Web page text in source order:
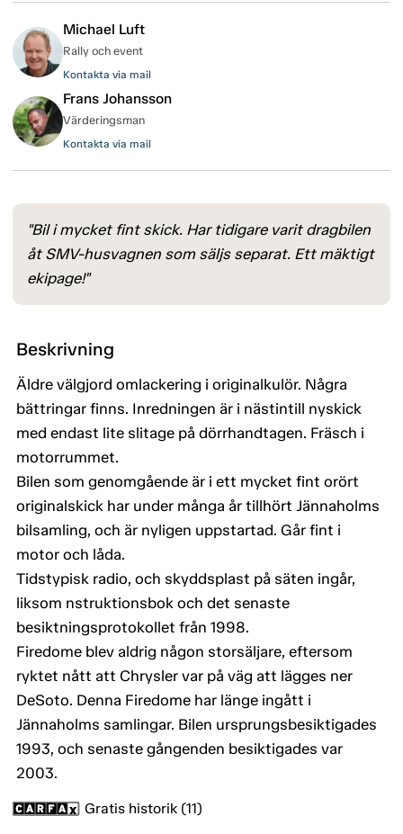
Michael Luft
Rally och event
Kontakta via mail
Frans Johansson
Värderingsman
Kontakta via mail
"Bil i mycket fint skick. Har tidigare varit dragbilen
åt SMV-husvagnen som säljs separat. Ett mäktigt
ekipage!"
Beskrivning
Äldre välgjord omlackering i originalkulör. Några
bättringar finns. Inredningen är i nästintill nyskick
med endast lite slitage på dörrhandtagen. Fräsch i
motorrummet.
Bilen som genomgående är i ett mycket fint orört
originalskick har under många år tillhört Jännaholms
bilsamling, och är nyligen uppstartad. Går fint i
motor och låda.
Tidstypisk radio, och skyddsplast på säten ingår,
liksom nstruktionsbok och det senaste
besiktningsprotokollet från 1998.
Firedome blev aldrig någon storsäljare, eftersom
ryktet nått att Chrysler var på väg att lägges ner
DeSoto. Denna Firedome har länge ingått i
Jännaholms samlingar. Bilen ursprungsbesiktigades
1993, och senaste gångenden besiktigades var
2003.
Gratis historik (11)